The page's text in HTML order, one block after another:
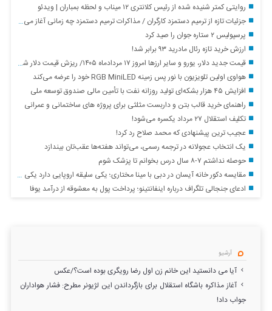
روایتی کمتر شنیده شده از رئیس کلانتری ۱۲ میناب و لحظه بمباران | ویدئو
جزئیات تازه از ترمیم دستمزد کارگران / مذاکرات ترمیم دستمزد چه زمانی آغاز می‌شود؟
پرسپولیس ۲ ستاره جوان را صید کرد
ارزش خرید تازه رئال مادرید ۹۳ برابر شد!
قیمت جدید دلار، یورو و سایر ارزها امروز ۱۷ مردادماه ۱۴۰۵/ ریزش قیمت دلار شدت گرفت + جدول
هواوی اولین تلویزیون با نور پس زمینه RGB MiniLED خود را عرضه می‌کند
افزایش ۴۵ هزار بشکه‌ای تولید روزانه نفت با تأمین مالی صندوق توسعه ملی
راهنمای خرید قالب بتن و داربست مثلثی برای پروژه های ساختمانی و عمرانی
تکلیف استقلال ۲۷ مرداد یکسره می‌شود!
عجیب ترین پیشنهادی که محمد صلاح رد کرد!
یک انتخاب عجولانه در ترجمه رسمی، می‌تواند هفته‌ها عقب‌تان بیندازد
حوصله نداشتم ۷-۸ سال درس بخوانم تا پزشک شوم
مقایسه دکور خانه آیسان در دبی با مینا مختاری؛ یکی سلیقه اروپایی دارد یکی آمریکایی
ادعای جنجالی تلگراف درباره اینفانتینو؛ پرداخت پول به معشوقه از درآمد یوفا
آرشیو
آیا می دانستید این خانم زن اول رضا رویگری بوده است؟/عکس
آغاز مذاکره باشگاه استقلال برای بازگرداندن این لژیونر مطرح: فشار هواداران
جواب داد!